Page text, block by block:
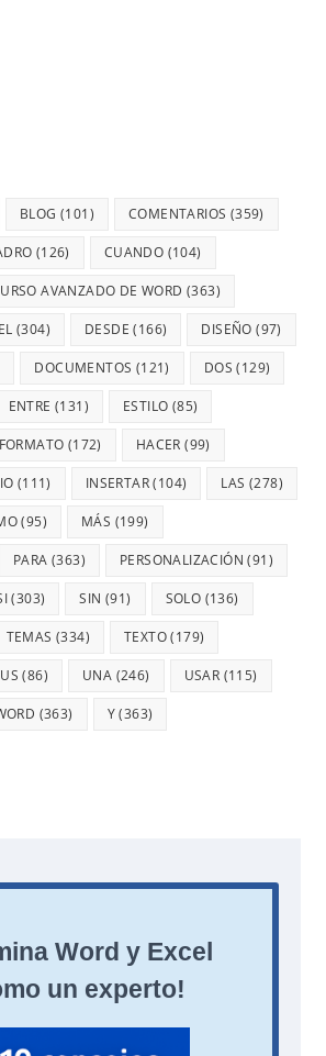
BLOG (101) COMENTARIOS (359)
(126) CUANDO (104)
AVANZADO DE WORD (363)
(304) DESDE (166) DISEÑO (97)
DOCUMENTOS (121) DOS (129)
ENTRE (131) ESTILO (85)
FORMATO (172) HACER (99)
(111) INSERTAR(104) LAS (278)
(95) MÁS (199)
PARA (363) PERSONALIZACIÓN (91)
(303) SIN (91) SOLO (136)
TEMAS (334) TEXTO(179)
(86) UNA (246) USAR (115)
(363) Y(363)